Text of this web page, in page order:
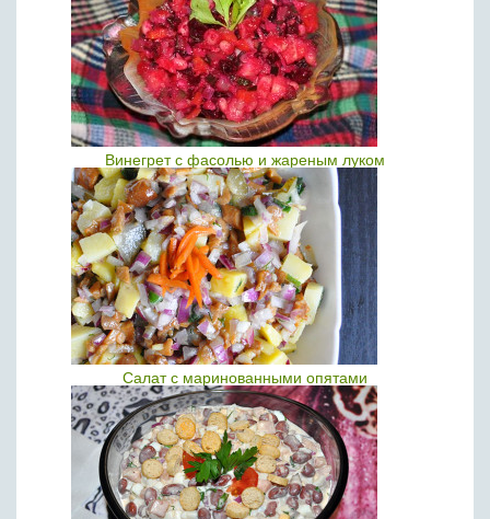
Винегрет с фасолью и жареным луком
Салат с маринованными опятами